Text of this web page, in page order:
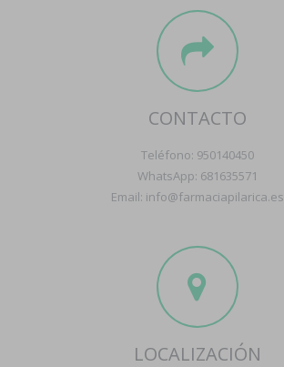
CONTACTO
Teléfono: 950140450
WhatsApp: 681635571
Email: info@farmaciapilarica.es
LOCALIZACIÓN